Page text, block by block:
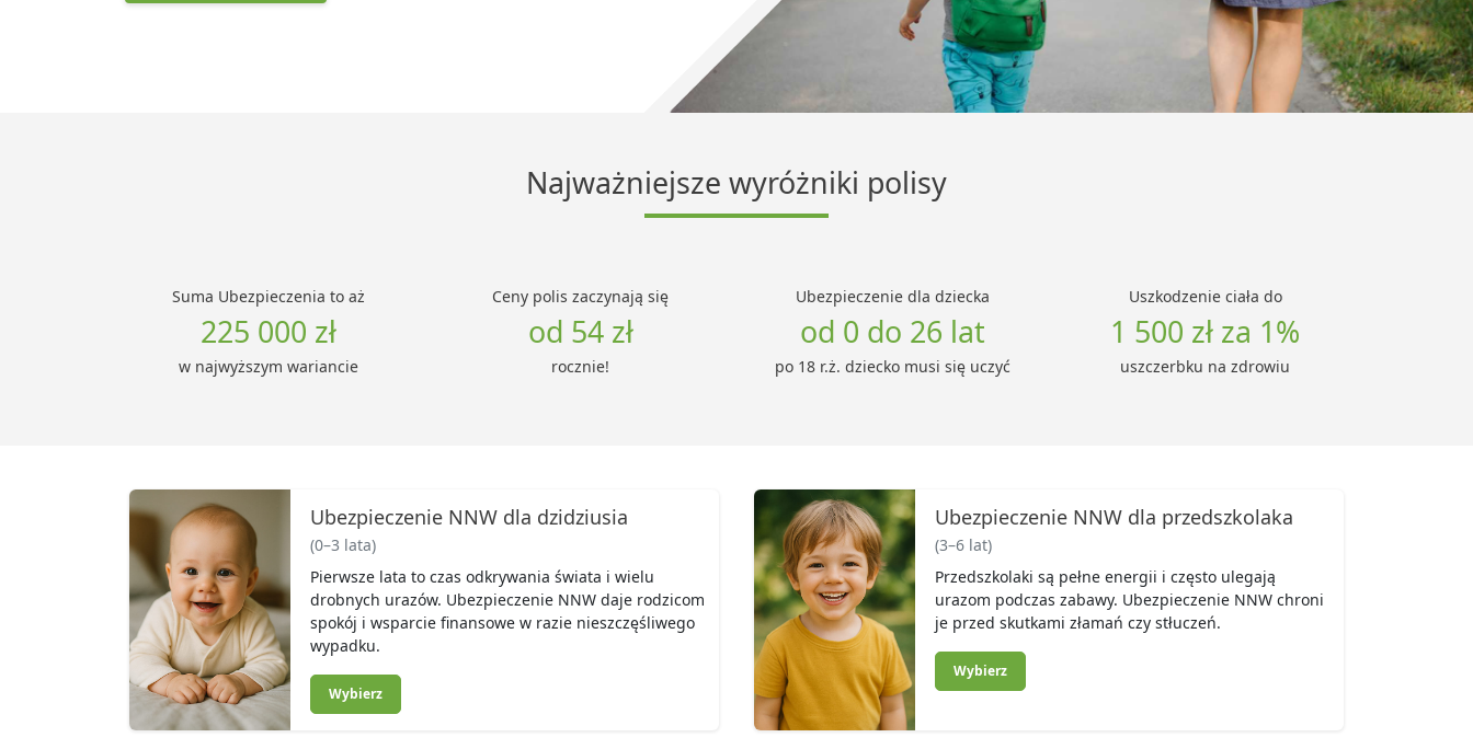
Najważniejsze wyróżniki polisy
Suma Ubezpieczenia to aż
225 000 zł
w najwyższym wariancie
Ceny polis zaczynają się
od 54 zł
rocznie!
Ubezpieczenie dla dziecka
od 0 do 26 lat
po 18 r.ż. dziecko musi się uczyć
Uszkodzenie ciała do
1 500 zł za 1%
uszczerbku na zdrowiu
Ubezpieczenie NNW dla dzidziusia
(0–3 lata)
Pierwsze lata to czas odkrywania świata i wielu
drobnych urazów. Ubezpieczenie NNW daje rodzicom
spokój i wsparcie finansowe w razie nieszczęśliwego
wypadku.
Wybierz
Ubezpieczenie NNW dla przedszkolaka
(3–6 lat)
Przedszkolaki są pełne energii i często ulegają
urazom podczas zabawy. Ubezpieczenie NNW chroni
je przed skutkami złamań czy stłuczeń.
Wybierz